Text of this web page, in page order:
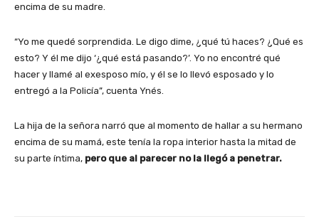
encima de su madre.
“Yo me quedé sorprendida. Le digo dime, ¿qué tú haces? ¿Qué es
esto? Y él me dijo ‘¿qué está pasando?’. Yo no encontré qué
hacer y llamé al exesposo mío, y él se lo llevó esposado y lo
entregó a la Policía”, cuenta Ynés.
La hija de la señora narró que al momento de hallar a su hermano
encima de su mamá, este tenía la ropa interior hasta la mitad de
su parte íntima, pero que al parecer no la llegó a penetrar.